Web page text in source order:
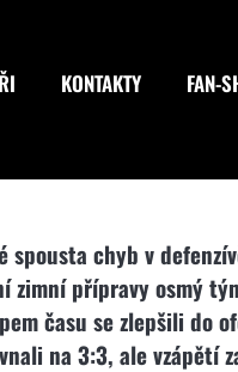
KONTAKTY FAN-
spousta chyb v
přípravy osmý
času se zlepšili do
na 3:3, ale